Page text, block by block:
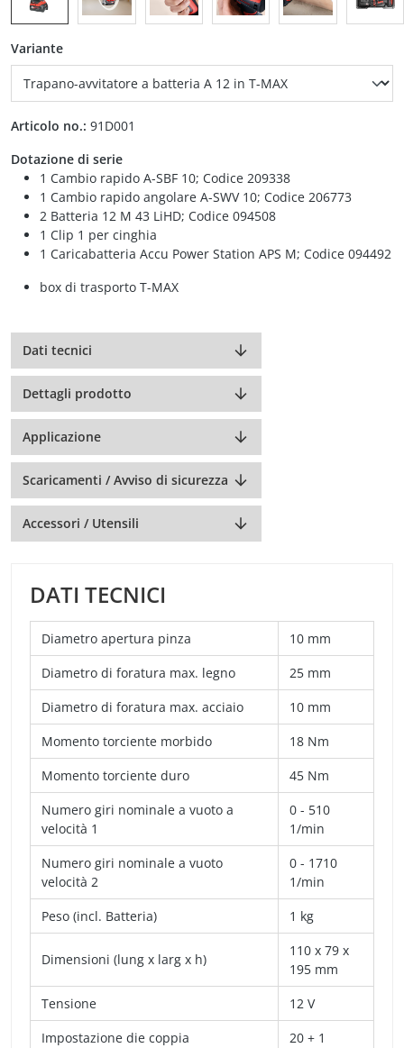
Varianteauswählen
Articolo no.: 91D001
Dotazione di serie
1 Cambio rapido A-SBF 10; Codice 209338
1 Cambio rapido angolare A-SWV 10; Codice 206773
2 Batteria 12 M 43 LiHD; Codice 094508
1 Clip 1 per cinghia
1 Caricabatteria Accu Power Station APS M; Codice 094492
box di trasporto T-MAX
Dati tecnici
Dettagli prodotto
Applicazione
Scaricamenti / Avviso di sicurezza
Accessori / Utensili
DATI TECNICI
Diametro apertura pinza
10 mm
Diametro di foratura max. legno
25 mm
Diametro di foratura max. acciaio
10 mm
Momento torciente morbido
18 Nm
Momento torciente duro
45 Nm
Numero giri nominale a vuoto a
velocità 1
0 - 510
1/min
Numero giri nominale a vuoto
velocità 2
0 - 1710
1/min
Peso (incl. Batteria)
1 kg
Dimensioni (lung x larg x h)
110 x 79 x
195 mm
Tensione
12 V
Impostazione die coppia
20 + 1